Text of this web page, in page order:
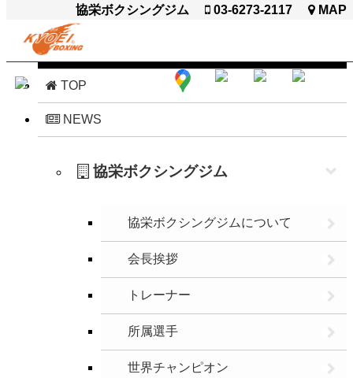
協栄ボクシングジム 03-6273-2117 MAP
閉じる
TOP
NEWS
協栄ボクシングジム
協栄ボクシングジムについて
会長挨拶
トレーナー
所属選手
世界チャンピオン